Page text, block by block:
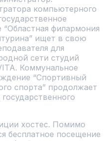
компьютерного
“Областная филармония
ищет в свою
для
сети студий
Коммунальное
“Спортивный
спорта” продолжает
хостес. Помимо
бесплатное посещение